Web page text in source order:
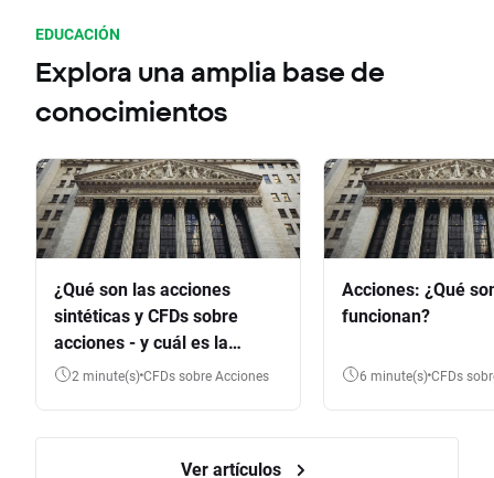
EDUCACIÓN
Explora una amplia base de
conocimientos
¿Qué son las acciones
sintéticas y CFDs sobre
acciones - y cuál es la
diferencia?
2 minute(s) CFDs sobre Acciones
Acciones: ¿Qué
funcionan?
6 minute(s) CFDs
Ver artículos